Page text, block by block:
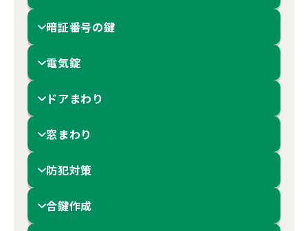
暗証番号の鍵
電気錠
ドアまわり
窓まわり
防犯対策
合鍵作成